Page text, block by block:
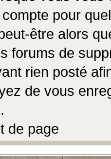
pour
être alors
forums de
rien posté
de vous
de page